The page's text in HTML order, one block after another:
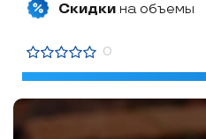
Скидки на объемы
0